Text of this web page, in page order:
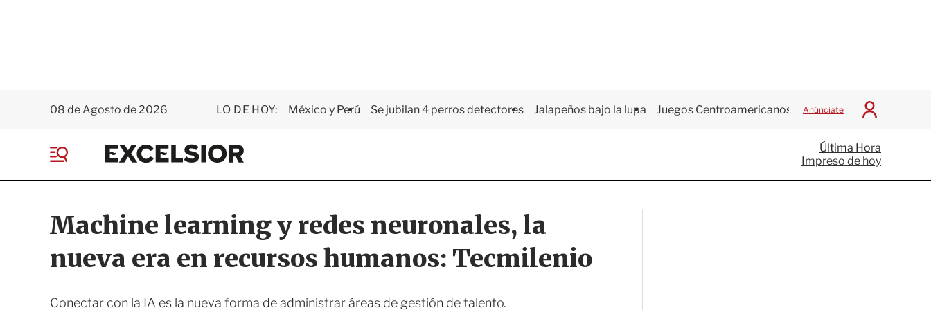
08 de Agosto de 2026 LO DE HOY: México y Perú Se jubilan 4 perros detectores Jalapeños bajo la lupa Juegos Centroamericanos Anúnciate
I
c
i
a
E
x
e
i
o
r
e
Última Hora
Impreso de hoy
Machine learning y redes neuronales, la
nueva era en recursos humanos: Tecmilenio
Conectar con la IA es la nueva forma de administrar áreas de gestión de talento.